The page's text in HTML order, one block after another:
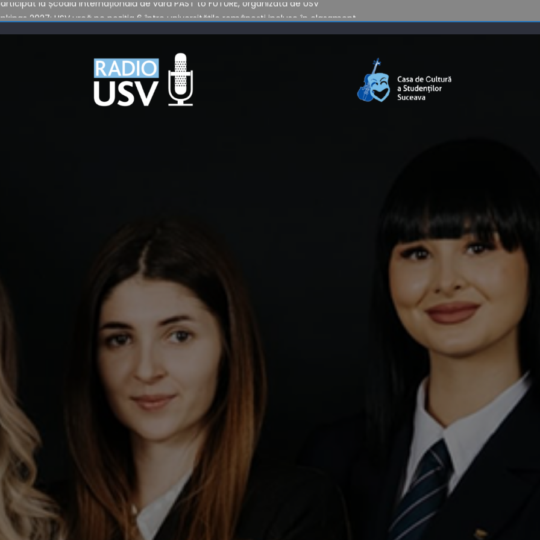
2027: USV urcă pe poziția 6 între universitățile românești incluse în clasament
generații la Marșul Absolvenților USV 2026
inovatori, reuniți la USV Alumni Entrepreneur Conference
la Școala internațională de vară PAST to FUTURE, organizată de USV